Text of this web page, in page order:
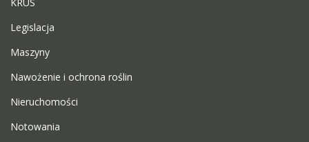
Legislacja
Maszyny
Nawożenie i ochrona roślin
Nieruchomości
Notowania